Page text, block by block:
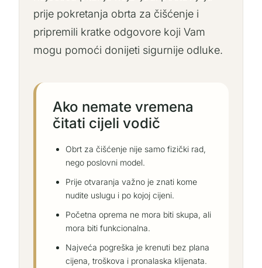
prije pokretanja obrta za čišćenje i
pripremili kratke odgovore koji Vam
mogu pomoći donijeti sigurnije odluke.
Ako nemate vremena
čitati cijeli vodič
Obrt za čišćenje nije samo fizički rad,
nego poslovni model.
Prije otvaranja važno je znati kome
nudite uslugu i po kojoj cijeni.
Početna oprema ne mora biti skupa, ali
mora biti funkcionalna.
Najveća pogreška je krenuti bez plana
cijena, troškova i pronalaska klijenata.